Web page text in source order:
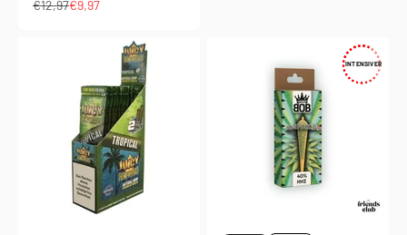
Regulärer Preis
€12,97Angebot
€9,97
INTENSIVER